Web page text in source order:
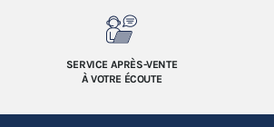
SERVICE APRÈS-VENTE
À VOTRE ÉCOUTE